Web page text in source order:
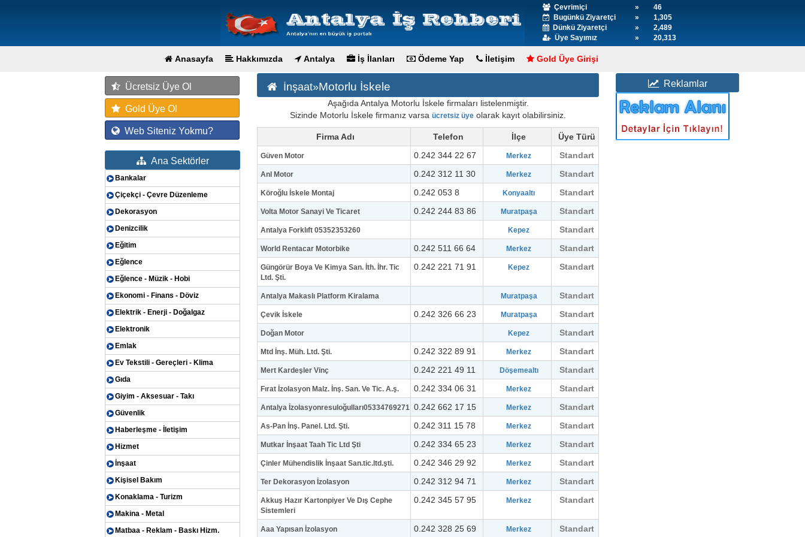
Çevrimiçi »
46
Bugünkü Ziyaretçi
»
1,305
Dünkü Ziyaretçi
»
2,489
Üye Sayımız
» 20,313
Anasayfa Hakkımızda Antalya İş İlanları Ödeme Yap İletişim Gold Üye Girişi
Ücretsiz Üye Ol
Gold Üye Ol
Web Siteniz Yokmu?
Ana Sektörler
Bankalar
Çiçekçi - Çevre Düzenleme
Dekorasyon
Denizcilik
Eğitim
Eğlence
Eğlence - Müzik - Hobi
Ekonomi - Finans - Döviz
Elektrik - Enerji - Doğalgaz
Elektronik
Emlak
Ev Tekstili - Gereçleri - Klima
Gıda
Giyim - Aksesuar - Takı
Güvenlik
Haberleşme - İletişim
Hizmet
İnşaat
Kişisel Bakım
Konaklama - Turizm
Makina - Metal
Matbaa - Reklam - Baskı Hizm.
İnşaat»Motorlu İskele
Aşağıda Antalya Motorlu İskele firmaları listelenmiştir.
Sizinde Motorlu İskele firmanız varsaücretsiz üye olarak kayıt olabilirsiniz.
Firma Adı Telefon İlçe Üye Türü
Güven Motor 0.242 344 22 67 Merkez Standart
Anl Motor 0.242 312 11 30 Merkez Standart
Köroğlu İskele Montaj 0.242 053 8 Konyaaltı Standart
Volta Motor Sanayi Ve Ticaret 0.242 244 83 86 Muratpaşa Standart
Antalya Forklıft 05352353260 Kepez Standart
World Rentacar Motorbike 0.242 511 66 64 Merkez Standart
Güngörür Boya Ve Kimya San. İth. İhr. Tic
Ltd. Şti.
0.242 221 71 91 Kepez Standart
Antalya Makaslı Platform Kiralama Muratpaşa Standart
Çevik İskele 0.242 326 66 23 Muratpaşa Standart
Doğan Motor Kepez Standart
Mtd İnş. Müh. Ltd. Şti. 0.242 322 89 91 Merkez Standart
Mert Kardeşler Vinç 0.242 221 49 11 Döşemealtı Standart
Fırat İzolasyon Malz. İnş. San. Ve Tic. A.ş. 0.242 334 06 31 Merkez Standart
Antalya İzolasyonresuloğulları05334769271 0.242 662 17 15 Merkez Standart
As-Pan İnş. Panel. Ltd. Şti. 0.242 311 15 78 Merkez Standart
Mutkar İnşaat Taah Tic Ltd Şti 0.242 334 65 23 Merkez Standart
Çinler Mühendislik İnşaat San.tic.ltd.şti. 0.242 346 29 92 Merkez Standart
Ter Dekorasyon İzolasyon 0.242 312 94 71 Merkez Standart
Akkuş Hazır Kartonpiyer Ve Dış Cephe
Sistemleri
0.242 345 57 95 Merkez Standart
Aaa Yapısan İzolasyon 0.242 328 25 69 Merkez Standart
Reklamlar